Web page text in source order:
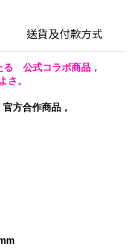
送貨及付款方式
る 公式コラボ商品，
さ。
方合作商品，